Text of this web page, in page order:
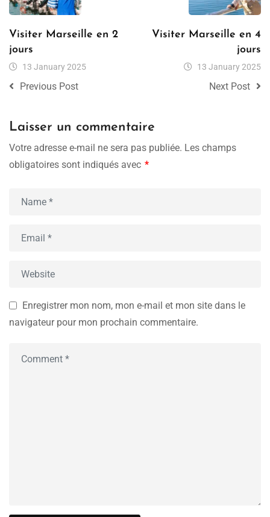
Visiter Marseille en 2
jours
13 January 2025
Previous Post
Visiter Marseille en 4
jours
13 January 2025
Next Post
Laisser un commentaire
Votre adresse e-mail ne sera pas publiée. Les champs
obligatoires sont indiqués avec *
Enregistrer mon nom, mon e-mail et mon site dans le
navigateur pour mon prochain commentaire.